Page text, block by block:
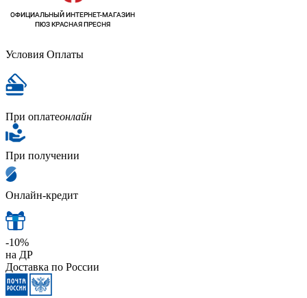
Условия Оплаты
При оплатеонлайн
При получении
Онлайн-кредит
-10%
на ДР
Доставка по России